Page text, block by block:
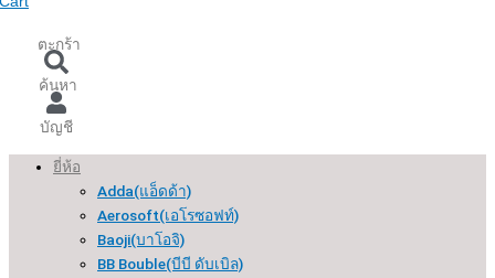
ตะกร้า
ค้นหา
บัญชี
ยี่ห้อ
Adda(แอ็ดด้า)
Aerosoft(เอโรซอฟท์)
Baoji(บาโอจิ)
BB Bouble(บีบี ดับเบิล)